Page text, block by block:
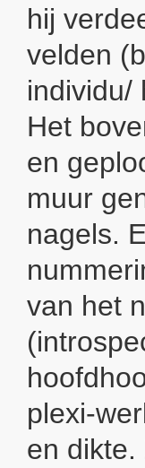
hij
velden
individu/
Het
en
muur
nagels.
van het
plexi-
en